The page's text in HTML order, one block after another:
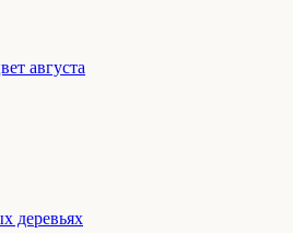
августа
деревьях